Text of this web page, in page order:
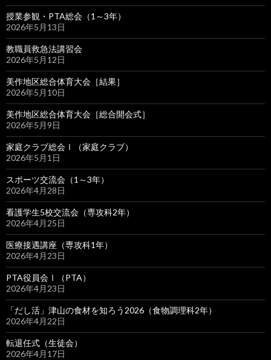
授業参観・PTA総会（1～3年）
2026年5月13日
教職員救急法講習会
2026年5月12日
美作地区総合体育大会［結果］
2026年5月10日
美作地区総合体育大会［総合開会式］
2026年5月9日
家庭クラブ総会Ⅰ（家庭クラブ）
2026年5月1日
スポーツ交流会（1～3年）
2026年4月28日
看護学生5校交流会（専攻科2年）
2026年4月25日
医療接遇講座（専攻科1年）
2026年4月23日
PTA役員会Ⅰ（PTA）
2026年4月23日
「だし活」津山の食材を知ろう2026（食物調理科2年）
2026年4月22日
転退任式（生徒会）
2026年4月17日